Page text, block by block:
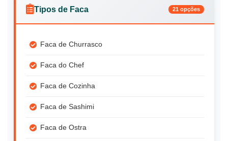
Tipos de Faca 21 opções
Faca de Churrasco
Faca do Chef
Faca de Cozinha
Faca de Sashimi
Faca de Ostra